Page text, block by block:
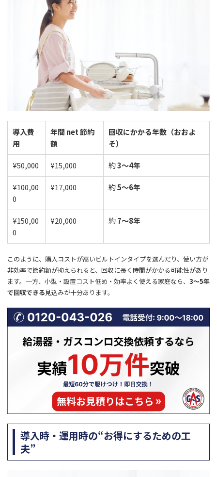
導入費
用
年間 net 節約
額
回収にかかる年数（おおよ
そ）
¥50,000 ¥15,000 約3〜4年
¥100,00
0
¥17,000 約5〜6年
¥150,00
0
¥20,000 約7〜8年
このように、購入コストが高いビルトインタイプを選んだり、使い方が
非効率で節約額が抑えられると、回収に長く時間がかかる可能性があり
ます。一方、小型・設置コスト低め・効率よく使える家庭なら、 3〜5年
で回収できる見込みが十分あります。
導入時・運用時の“お得にするための工
夫”